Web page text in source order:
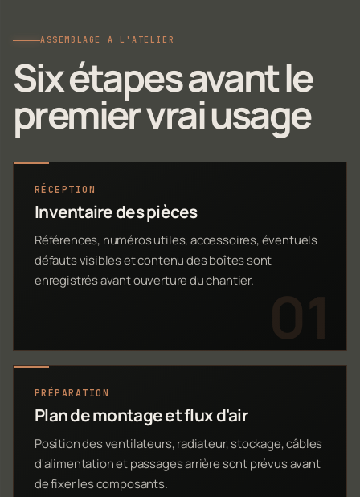
ASSEMBLAGE À L'ATELIER
Six étapes avant le
premier vrai usage
RÉCEPTION
Inventaire des pièces
Références, numéros utiles, accessoires, éventuels
défauts visibles et contenu des boîtes sont
enregistrés avant ouverture du chantier.
PRÉPARATION
Plan de montage et flux d'air
Position des ventilateurs, radiateur, stockage, câbles
d'alimentation et passages arrière sont prévus avant
de fixer les composants.